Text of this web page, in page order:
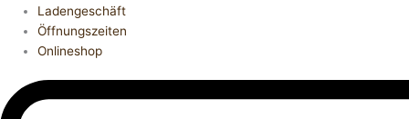
Ladengeschäft
Öffnungszeiten
Onlineshop